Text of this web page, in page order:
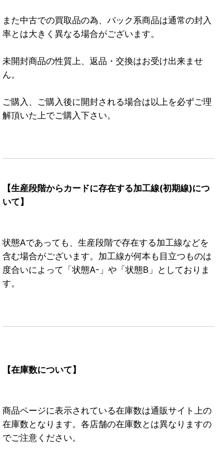
また中古での買取品の為、パック系商品は通常の封入
率とは大きく異なる場合がございます。
未開封商品の性質上、返品・交換はお受け出来ませ
ん。
ご購入、ご購入後に開封される場合は以上を必ずご理
解頂いた上でご購入下さい。
【生産段階からカードに存在する加工線(初期線)につ
いて】
状態Aであっても、生産段階で存在する加工線などを
含む場合がございます。加工線が何本も目立つものは
度合いによって「状態A-」や「状態B」としておりま
す。
【在庫数について】
商品ページに表示されている在庫数は通販サイト上の
在庫数となります。各店舗の在庫数とは異なりますの
でご注意ください。